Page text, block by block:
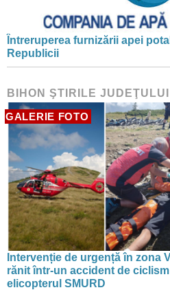
Întreruperea furnizării apei
Republicii
BIHON ŞTIRILE
GALERIE FOTO
Intervenție de urgență în zona
rănit într-un accident de
elicopterul SMURD